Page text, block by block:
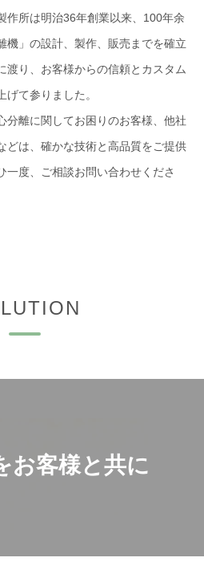
作所は明治36年創業以来、100年余
機」の設計、製作、販売までを確立
渡り、お客様からの信頼とカスタム
げて参りました。
分離に関してお困りのお客様、他社
どは、確かな技術と高品質をご提供
一度、ご相談お問い合わせくださ
お客様と共に